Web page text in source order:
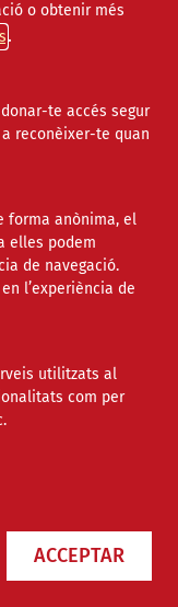
o obtenir més
te accés segur
reconèixer-te quan
forma anònima, el
elles podem
de navegació.
l’experiència de
utilitzats al
com per
ACCEPTAR
Tecnològic |
sènior
socials